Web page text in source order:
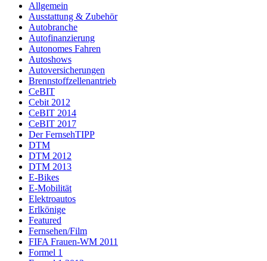
Allgemein
Ausstattung & Zubehör
Autobranche
Autofinanzierung
Autonomes Fahren
Autoshows
Autoversicherungen
Brennstoffzellenantrieb
CeBIT
Cebit 2012
CeBIT 2014
CeBIT 2017
Der FernsehTIPP
DTM
DTM 2012
DTM 2013
E-Bikes
E-Mobilität
Elektroautos
Erlkönige
Featured
Fernsehen/Film
FIFA Frauen-WM 2011
Formel 1